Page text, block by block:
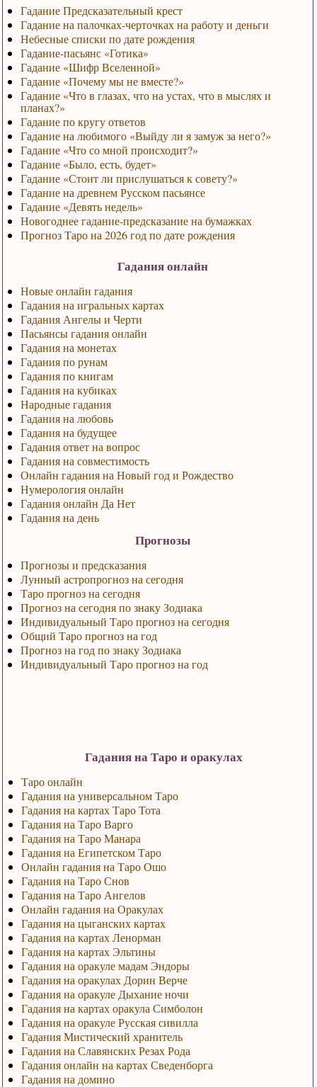
Гадание Предсказательный крест
Гадание на палочках-черточках на работу и деньги
Небесные списки по дате рождения
Гадание-пасьянс «Готика»
Гадание «Шифр Вселенной»
Гадание «Почему мы не вместе?»
Гадание «Что в глазах, что на устах, что в мыслях и
планах?»
Гадание по кругу ответов
Гадание на любимого «Выйду ли я замуж за него?»
Гадание «Что со мной происходит?»
Гадание «Было, есть, будет»
Гадание «Стоит ли прислушаться к совету?»
Гадание на древнем Русском пасьянсе
Гадание «Девять недель»
Новогоднее гадание-предсказание на бумажках
Прогноз Таро на 2026 год по дате рождения
Гадания онлайн
Новые онлайн гадания
Гадания на игральных картах
Гадания Ангелы и Черти
Пасьянсы гадания онлайн
Гадания на монетах
Гадания по рунам
Гадания по книгам
Гадания на кубиках
Народные гадания
Гадания на любовь
Гадания на будущее
Гадания ответ на вопрос
Гадания на совместимость
Онлайн гадания на Новый год и Рождество
Нумерология онлайн
Гадания онлайн Да Нет
Гадания на день
Прогнозы
Прогнозы и предсказания
Лунный астропрогноз на сегодня
Таро прогноз на сегодня
Прогноз на сегодня по знаку Зодиака
Индивидуальный Таро прогноз на сегодня
Общий Таро прогноз на год
Прогноз на год по знаку Зодиака
Индивидуальный Таро прогноз на год
Гадания на Таро и оракулах
Таро онлайн
Гадания на универсальном Таро
Гадания на картах Таро Тота
Гадания на Таро Варго
Гадания на Таро Манара
Гадания на Египетском Таро
Онлайн гадания на Таро Ошо
Гадания на Таро Снов
Гадания на Таро Ангелов
Онлайн гадания на Оракулах
Гадания на цыганских картах
Гадания на картах Ленорман
Гадания на картах Эльтины
Гадания на оракуле мадам Эндоры
Гадания на оракулах Дорин Верче
Гадания на оракуле Дыхание ночи
Гадания на картах оракула Симболон
Гадания на оракуле Русская сивилла
Гадания Мистический хранитель
Гадания на Славянских Резах Рода
Гадания онлайн на картах Сведенборга
Гадания на домино